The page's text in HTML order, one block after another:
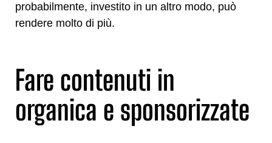
probabilmente, investito in un altro modo, può
rendere molto di più.
Fare contenuti in
organica e sponsorizzate